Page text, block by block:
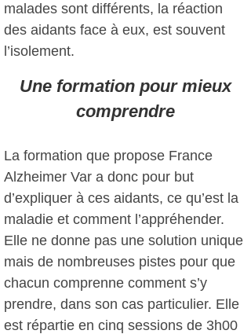
malades sont différents, la réaction
des aidants face à eux, est souvent
l’isolement.
Une formation pour mieux
comprendre
La formation que propose France
Alzheimer Var a donc pour but
d’expliquer à ces aidants, ce qu’est la
maladie et comment l’appréhender.
Elle ne donne pas une solution unique
mais de nombreuses pistes pour que
chacun comprenne comment s’y
prendre, dans son cas particulier. Elle
est répartie en cinq sessions de 3h00